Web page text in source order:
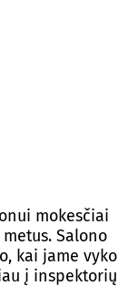
mokesčiai
Salono
kai jame vyko
į inspektorių